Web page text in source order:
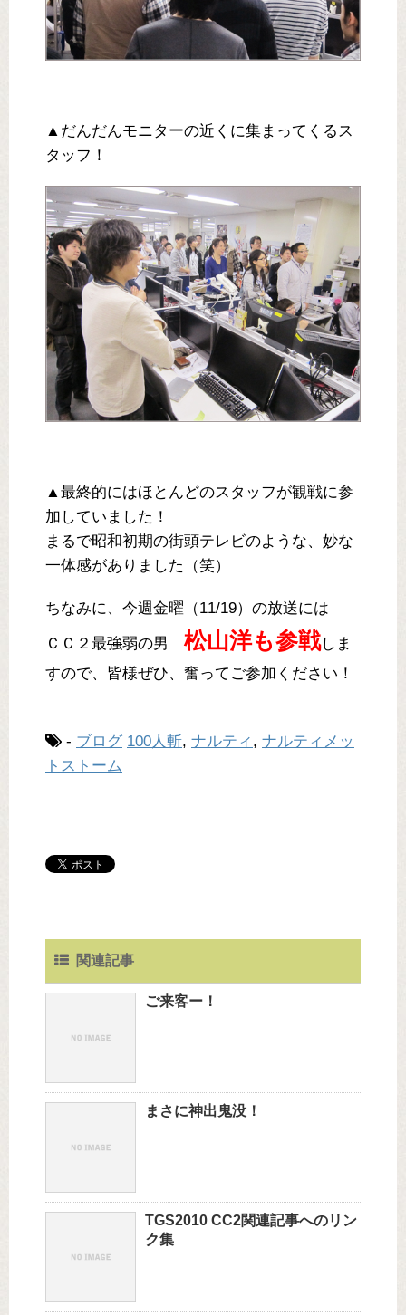
▲だんだんモニターの近くに集まってくるス
タッフ！
▲最終的にはほとんどのスタッフが観戦に参
加していました！
まるで昭和初期の街頭テレビのような、妙な
一体感がありました（笑）
ちなみに、今週金曜（11/19）の放送には
ＣＣ２最強弱の男 松山洋も参戦しま
すので、皆様ぜひ、奮ってご参加ください！
- ブログ 100人斬, ナルティ , ナルティメッ
トストーム
関連記事
ご来客ー！
まさに神出鬼没！
TGS2010 CC2関連記事へのリン
ク集